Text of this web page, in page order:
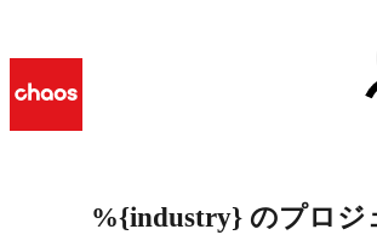
%{industry} のプロジ